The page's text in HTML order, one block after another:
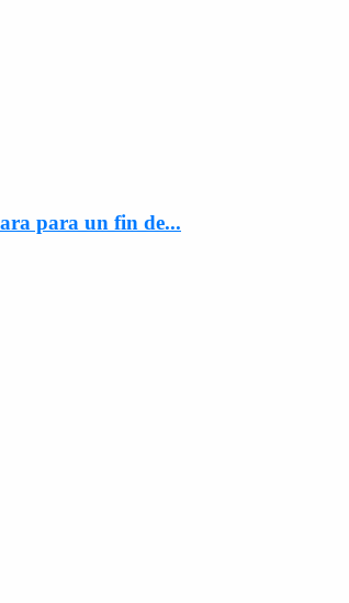
para un fin de...